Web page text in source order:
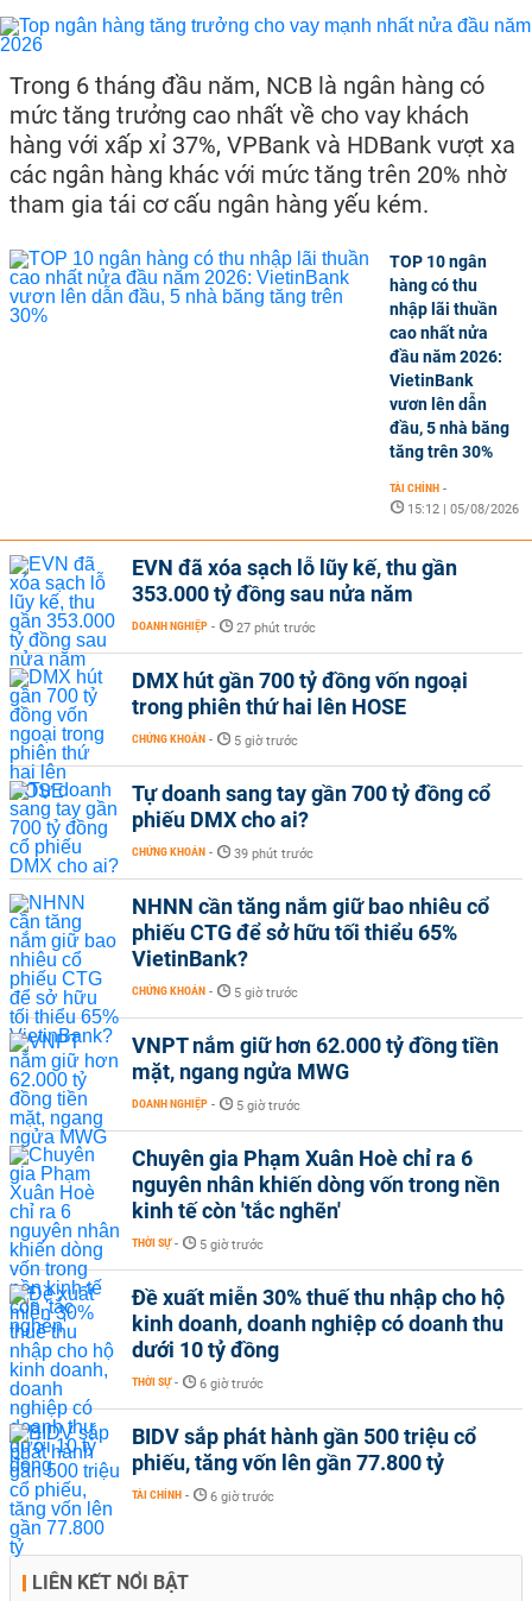
Trong 6 tháng đầu năm, NCB là ngân hàng có
mức tăng trưởng cao nhất về cho vay khách
hàng với xấp xỉ 37%, VPBank và HDBank vượt xa
các ngân hàng khác với mức tăng trên 20% nhờ
tham gia tái cơ cấu ngân hàng yếu kém.
TOP 10 ngân
hàng có thu
nhập lãi thuần
cao nhất nửa
đầu năm 2026:
VietinBank
vươn lên dẫn
đầu, 5 nhà băng
tăng trên 30%
TÀI CHÍNH -
15:12 | 05/08/2026
EVN đã xóa sạch lỗ lũy kế, thu gần
353.000 tỷ đồng sau nửa năm
DOANH NGHIỆP - 27 phút trước
DMX hút gần 700 tỷ đồng vốn ngoại
trong phiên thứ hai lên HOSE
CHỨNG KHOÁN - 5 giờ trước
Tự doanh sang tay gần 700 tỷ đồng cổ
phiếu DMX cho ai?
CHỨNG KHOÁN - 39 phút trước
NHNN cần tăng nắm giữ bao nhiêu cổ
phiếu CTG để sở hữu tối thiểu 65%
VietinBank?
CHỨNG KHOÁN - 5 giờ trước
VNPT nắm giữ hơn 62.000 tỷ đồng tiền
mặt, ngang ngửa MWG
DOANH NGHIỆP - 5 giờ trước
Chuyên gia Phạm Xuân Hoè chỉ ra 6
nguyên nhân khiến dòng vốn trong nền
kinh tế còn 'tắc nghẽn'
THỜI SỰ - 5 giờ trước
Đề xuất miễn 30% thuế thu nhập cho hộ
kinh doanh, doanh nghiệp có doanh thu
dưới 10 tỷ đồng
THỜI SỰ - 6 giờ trước
BIDV sắp phát hành gần 500 triệu cổ
phiếu, tăng vốn lên gần 77.800 tỷ
TÀI CHÍNH - 6 giờ trước
LIÊN KẾT NỔI BẬT